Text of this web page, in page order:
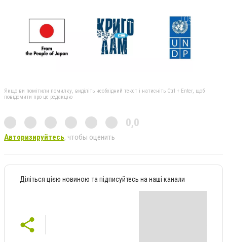
Якщо ви помітили помилку, виділіть необхідний текст і натисніть Ctrl + Enter, щоб
повідомити про це редакцію
0,0
Авторизируйтесь, чтобы оценить
Діліться цією новиною та підписуйтесь на наші канали